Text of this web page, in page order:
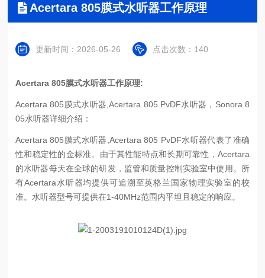
Acertara 805膜式水听器工作原理
更新时间：2026-05-26 点击次数：140
Acertara 805膜式水听器工作原理:
Acertara 805膜式水听器,Acertara 805 PvDF水听器，Sonora 8
05水听器详细介绍：
Acertara 805膜式水听器,Acertara 805 PvDF水听器代表了准确
性和稳定性的金标准。由于其性能特点和长期可靠性，Acertara
的水听器每天在全球的研发，监管和质量控制实验室中使用。所
有Acertara水听器均提供可追溯至英格兰国家物理实验室的校
准。水听器型号可提供在1-40MHz范围内平坦且稳定的响应。